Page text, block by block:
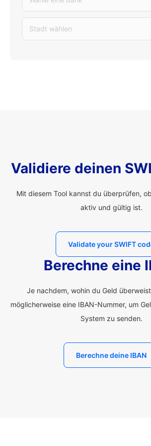
Stadt wählen
Validiere deinen
Mit diesem Tool kannst du überprüfen,
aktiv und gültig ist.
Validate your SWIFT
Berechne eine
Je nachdem, wohin du Geld
möglicherweise eine IBAN-Nummer, um
System zu senden.
Berechne deine IBAN